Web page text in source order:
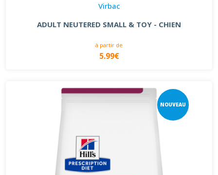
Virbac
ADULT NEUTERED SMALL & TOY - CHIEN
à partir de
5.99€
NOUVEAU